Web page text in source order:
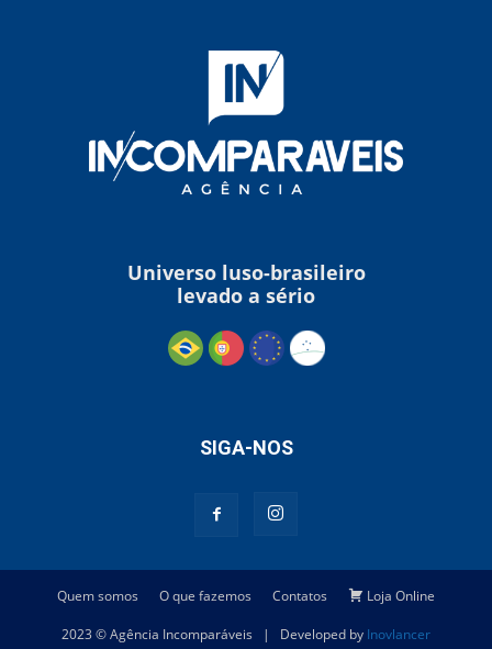
Universo luso-brasileiro
levado a sério
SIGA-NOS
Quem somos O que fazemos Contatos Loja Online
2023 © Agência Incomparáveis | Developed by Inovlancer